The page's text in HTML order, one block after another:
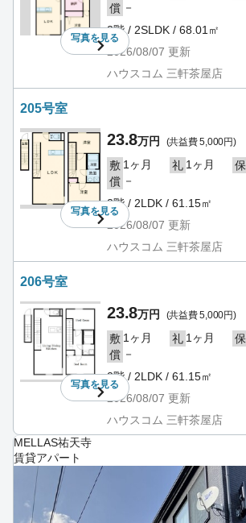
写真を見る
償 －
2階 / 2SLDK / 68.01㎡
2026/08/07 更新
ハウスコム 三軒茶屋店
205号室
写真を見る
23.8万円 (共益費 5,000円)
敷 1ヶ月 礼 1ヶ月 保
償 －
2階 / 2LDK / 61.15㎡
2026/08/07 更新
ハウスコム 三軒茶屋店
206号室
写真を見る
23.8万円 (共益費 5,000円)
敷 1ヶ月 礼 1ヶ月 保
償 －
2階 / 2LDK / 61.15㎡
2026/08/07 更新
ハウスコム 三軒茶屋店
MELLAS祐天寺
賃貸アパート